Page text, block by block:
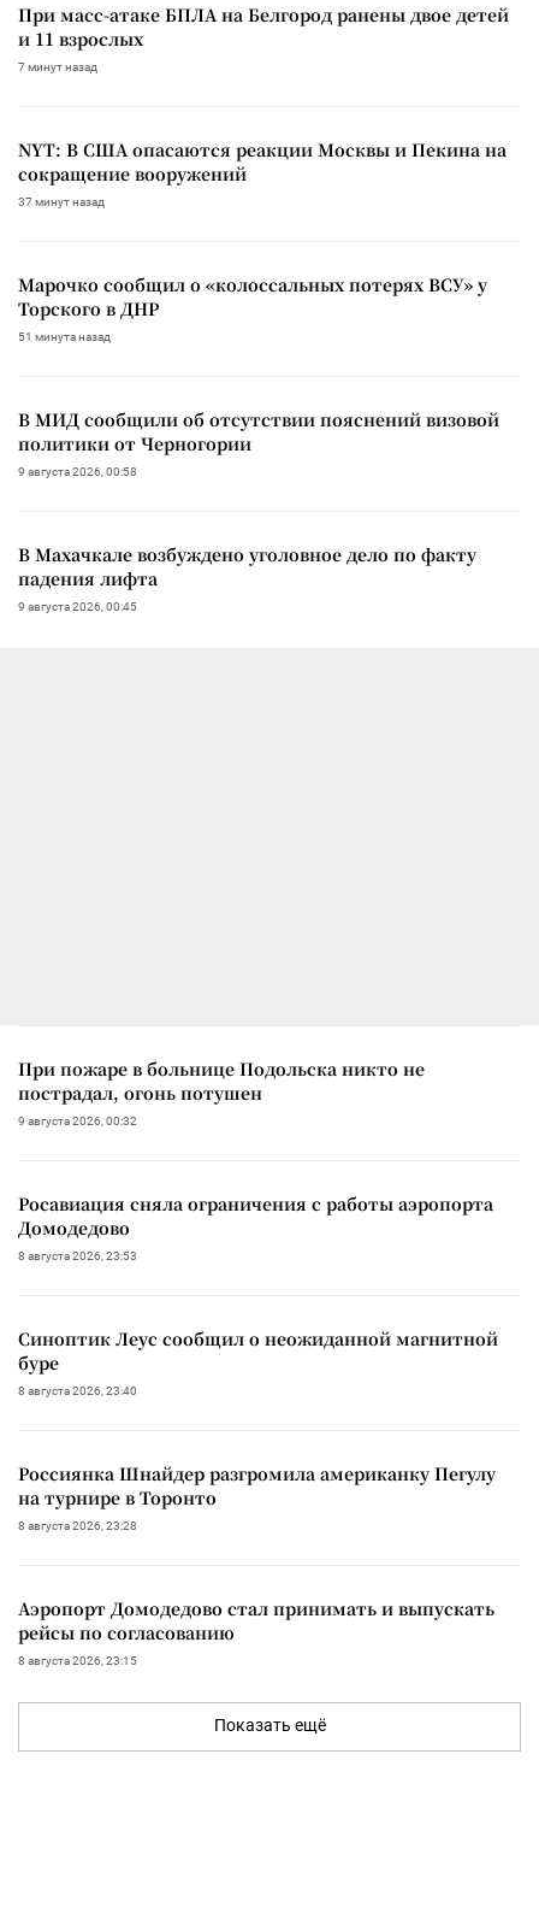
При масс-атаке БПЛА на Белгород ранены двое детей
и 11 взрослых
7 минут назад
NYT: В США опасаются реакции Москвы и Пекина на
сокращение вооружений
37 минут назад
Марочко сообщил о «колоссальных потерях ВСУ» у
Торского в ДНР
51 минута назад
В МИД сообщили об отсутствии пояснений визовой
политики от Черногории
9 августа 2026, 00:58
В Махачкале возбуждено уголовное дело по факту
падения лифта
9 августа 2026, 00:45
При пожаре в больнице Подольска никто не
пострадал, огонь потушен
9 августа 2026, 00:32
Росавиация сняла ограничения с работы аэропорта
Домодедово
8 августа 2026, 23:53
Синоптик Леус сообщил о неожиданной магнитной
буре
8 августа 2026, 23:40
Россиянка Шнайдер разгромила американку Пегулу
на турнире в Торонто
8 августа 2026, 23:28
Аэропорт Домодедово стал принимать и выпускать
рейсы по согласованию
8 августа 2026, 23:15
Показать ещё